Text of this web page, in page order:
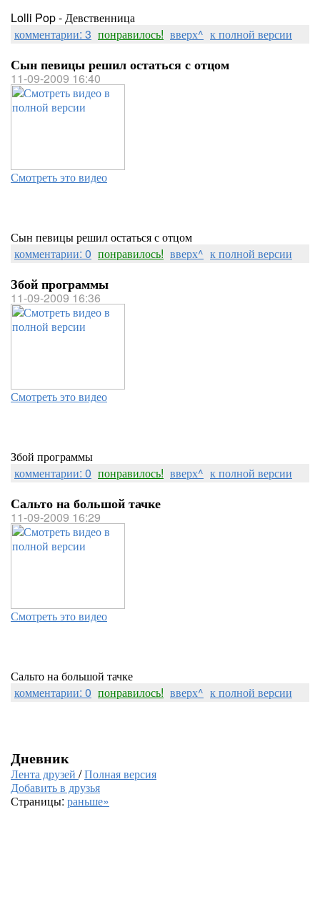
Lolli Pop - Девственница
комментарии: 3 понравилось! вверх^ к полной версии
Сын певицы решил остаться с отцом
11-09-2009 16:40
Смотреть это видео
Сын певицы решил остаться с отцом
комментарии: 0 понравилось! вверх^ к полной версии
Збой программы
11-09-2009 16:36
Смотреть это видео
Збой программы
комментарии: 0 понравилось! вверх^ к полной версии
Сальто на большой тачке
11-09-2009 16:29
Смотреть это видео
Сальто на большой тачке
комментарии: 0 понравилось! вверх^ к полной версии
Дневник
Лента друзей /Полная версия
Добавить в друзья
Страницы: раньше»